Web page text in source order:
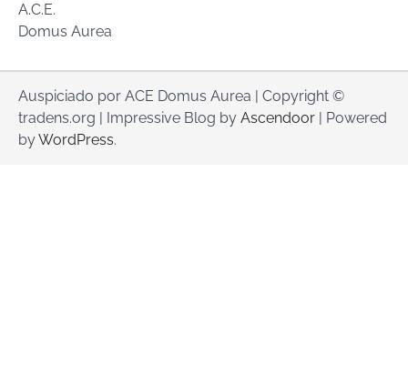
A.C.E.
Domus Aurea
Auspiciado por ACE Domus Aurea | Copyright ©
tradens.org | Impressive Blog by Ascendoor | Powered
byWordPress.